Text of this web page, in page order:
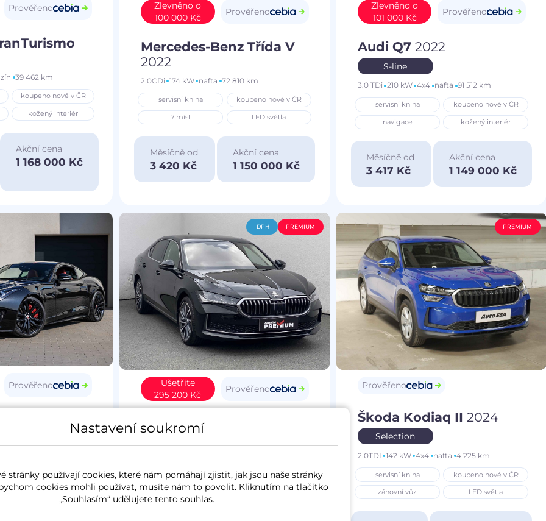
Prověřeno
39 462 km
koupeno nové v ČR
kožený interiér
Akční cena
1 168 000 Kč
Zlevněno o
100 000 Kč
Prověřeno
Mercedes-Benz Třída V
2022
2.0CDi 174 kW nafta 72 810 km
servisní kniha koupeno nové v ČR
7 míst LED světla
Měsíčně od
3 420 Kč
Akční cena
1 150 000 Kč
Zlevněno o
101 000 Kč
Prověřeno
Audi Q7 2022
S-line
3.0 TDi 210 kW 4x4 nafta 91 512 km
servisní kniha koupeno nové v ČR
navigace kožený interiér
Měsíčně od
3 417 Kč
Akční cena
1 149 000 Kč
Prověřeno
panorama
-DPH PREMIUM
Ušetříte
295 200 Kč
Prověřeno
Škoda Superb IV
L&K
koupeno nové v ČR zánovní vůz
LED světla
PREMIUM
Prověřeno
Škoda Kodiaq II 2024
Selection
2.0TDI 142 kW 4x4 nafta 4 225 km
servisní kniha koupeno nové v ČR
zánovní vůz LED světla
Nastavení soukromí
stránky používají cookies, které nám pomáhají zjistit, jak jsou naše stránky
cookies mohli používat, musíte nám to povolit. Kliknutím na tlačítko
„Souhlasím“ udělujete tento souhlas.